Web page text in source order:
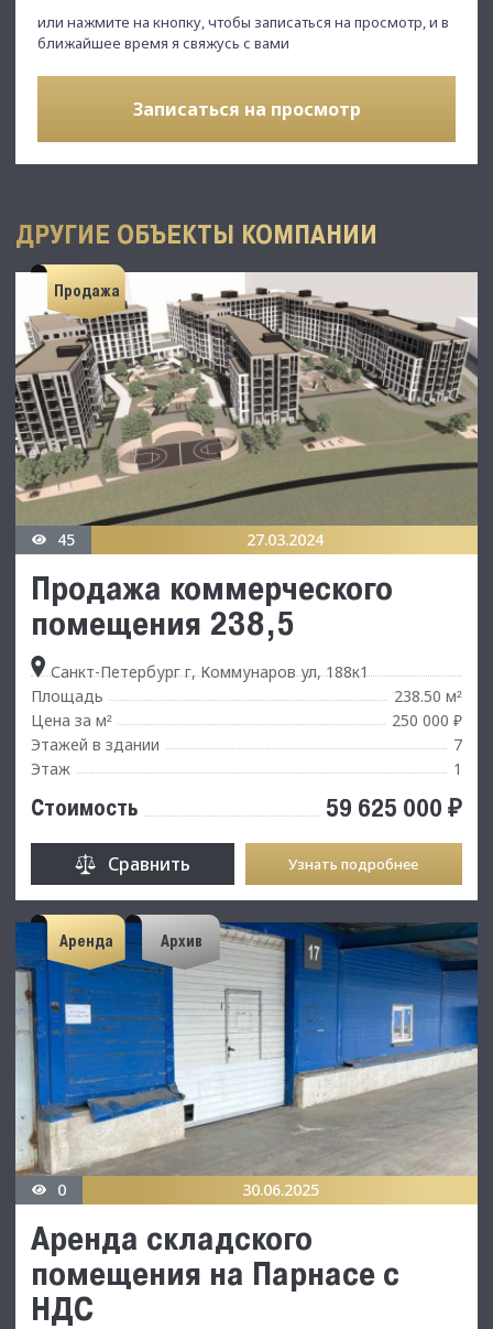
или нажмите на кнопку, чтобы записаться на просмотр, и в
ближайшее время я свяжусь с вами
Записаться на просмотр
ДРУГИЕ ОБЪЕКТЫ КОМПАНИИ
Продажа
45 27.03.2024
Продажа коммерческого
помещения 238,5
Санкт-Петербург г, Коммунаров ул, 188к1
Площадь
238.50 м²
Цена за м²
250 000 ₽
Этажей в здании
7
Этаж
1
Стоимость 59 625 000 ₽
Сравнить Узнать подробнее
Аренда Архив
0 30.06.2025
Аренда складского
помещения на Парнасе с
НДС